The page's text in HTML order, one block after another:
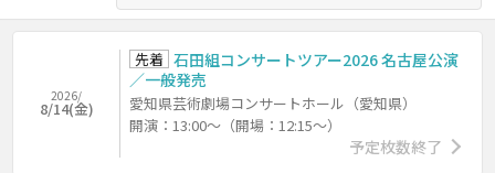
2026/
8/14(金)
先着 石田組コンサートツアー2026 名古屋公演
／一般発売
愛知県芸術劇場コンサートホール（愛知県）
開演：13:00～（開場：12:15～）
予定枚数終了